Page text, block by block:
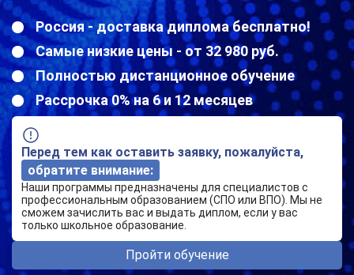
Россия - доставка диплома бесплатно!
Самые низкие цены - от 32 980 руб.
Полностью дистанционное обучение
Рассрочка 0% на 6 и 12 месяцев
Перед тем как оставить заявку, пожалуйста,
обратите внимание:
Наши программы предназначены для специалистов с
профессиональным образованием (СПО или ВПО). Мы не
сможем зачислить вас и выдать диплом, если у вас
только школьное образование.
Пройти обучение